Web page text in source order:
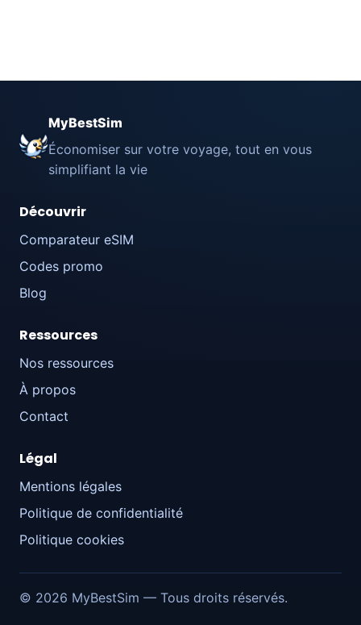
MyBestSim
Économiser sur votre voyage, tout en vous
simplifiant la vie
Découvrir
Comparateur eSIM
Codes promo
Blog
Ressources
Nos ressources
À propos
Contact
Légal
Mentions légales
Politique de confidentialité
Politique cookies
© 2026 MyBestSim — Tous droits réservés.